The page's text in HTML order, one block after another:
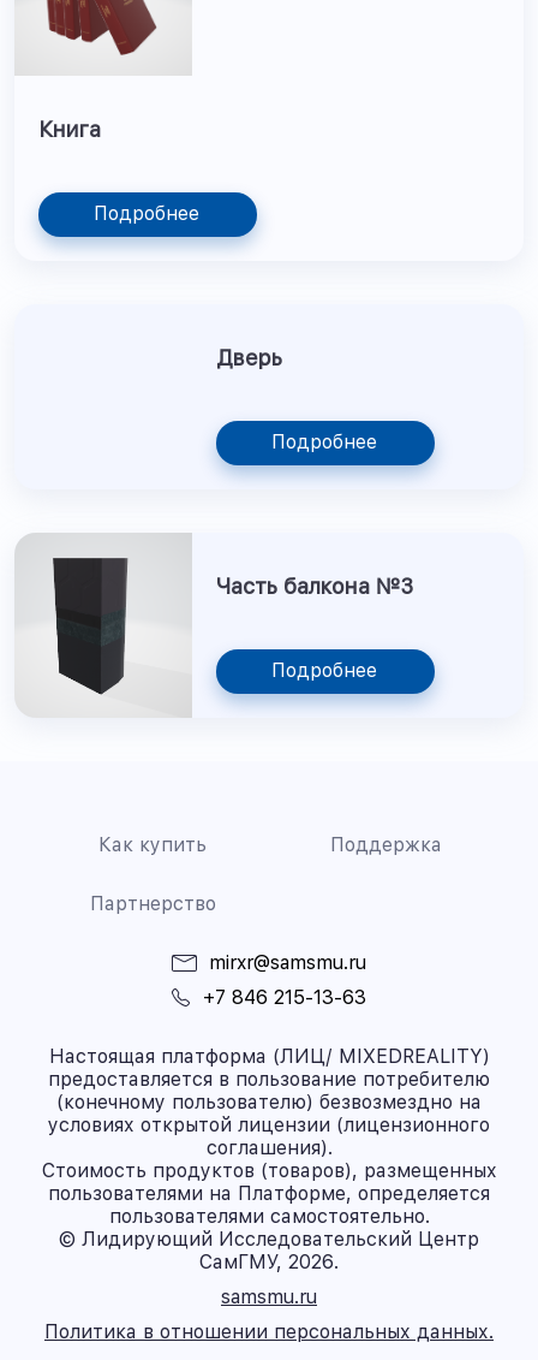
Книга
Подробнее
Дверь
Подробнее
Часть балкона №3
Подробнее
Как купить Поддержка
Партнерство
mirxr@samsmu.ru
+7 846 215-13-63
Настоящая платформа (ЛИЦ/ MIXEDREALITY)
предоставляется в пользование потребителю
(конечному пользователю) безвозмездно на
условиях открытой лицензии (лицензионного
соглашения).
Стоимость продуктов (товаров), размещенных
пользователями на Платформе, определяется
пользователями самостоятельно.
© Лидирующий Исследовательский Центр
СамГМУ, 2026.
samsmu.ru
Политика в отношении персональных данных.